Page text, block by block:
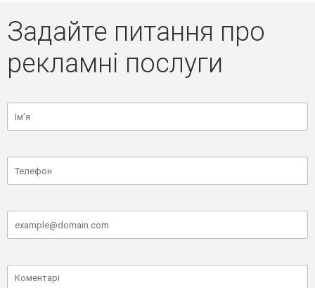
Задайте питання про
рекламні послуги